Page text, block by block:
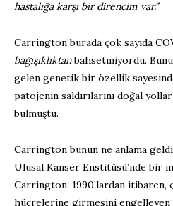
hastalığa karşı bir direncim var.”
Carrington burada çok sayıda
bağışıklıktanbahsetmiyordu.
gelen genetik bir özellik
patojenin saldırılarını doğal
bulmuştu.
Carrington bunun ne anlama
Ulusal Kanser Enstitüsü’nde bir
Carrington, 1990’lardan itibaren,
hücrelerine girmesini engelleyen